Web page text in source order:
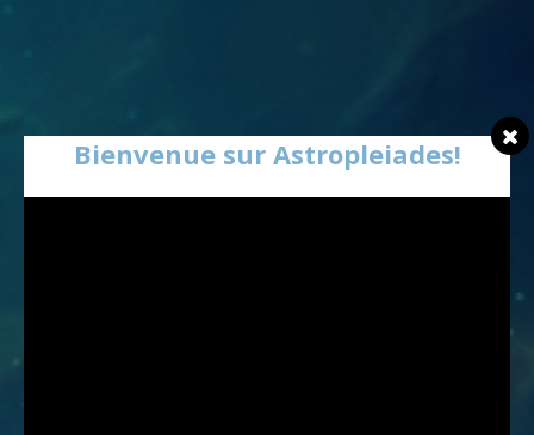
Bienvenue sur Astropleiades!